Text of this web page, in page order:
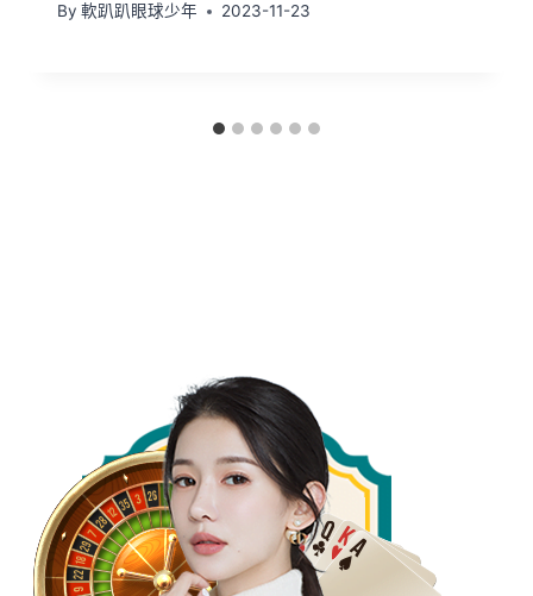
By 軟趴趴眼球少年 2023-11-23